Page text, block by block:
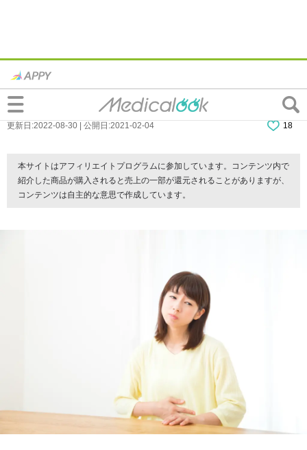
慢性胃炎は放置NG！胃がんのリスクも。ど
う治す？病院は何科？
更新日:2022-08-30 | 公開日:2021-02-04 18
本サイトはアフィリエイトプログラムに参加しています。コンテンツ内で
紹介した商品が購入されると売上の一部が還元されることがありますが、
コンテンツは自主的な意思で作成しています。